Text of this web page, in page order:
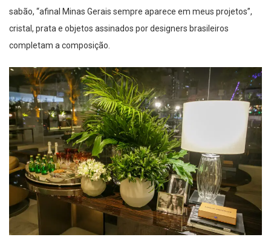
sabão, “afinal Minas Gerais sempre aparece em meus projetos”,
cristal, prata e objetos assinados por designers brasileiros
completam a composição.